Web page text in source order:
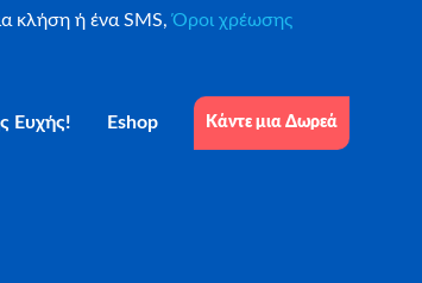
κλήση ή ένα SMS,Όροι χρέωσης
Ευχής! Eshop Κάντε μια Δωρεά